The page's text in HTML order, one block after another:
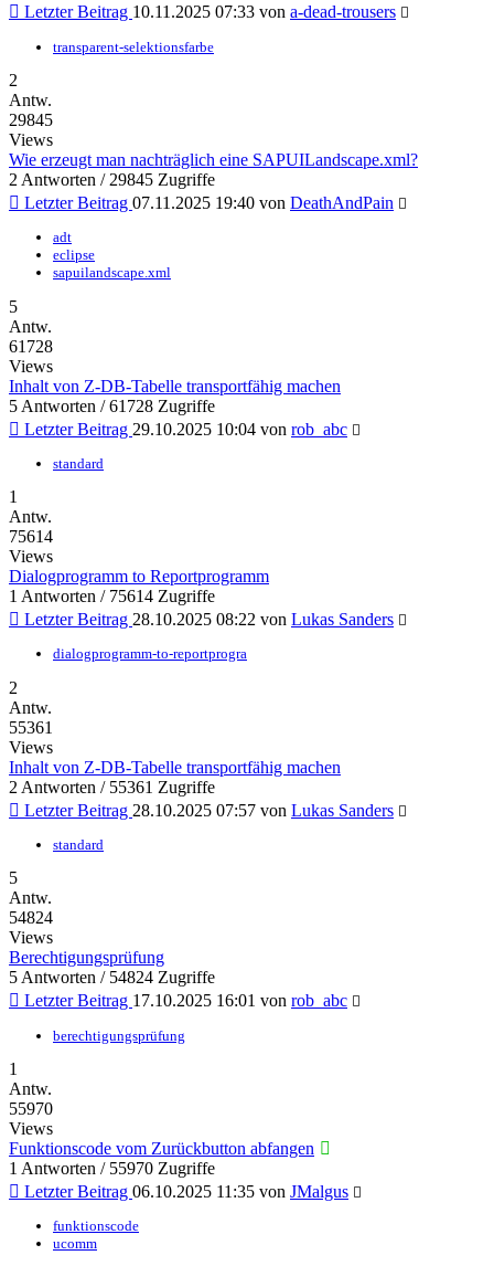
Letzter Beitrag 10.11.2025 07:33 von a-dead-trousers
transparent-selektionsfarbe
2
Antw.
29845
Views
Wie erzeugt man nachträglich eine SAPUILandscape.xml?
2 Antworten / 29845 Zugriffe
Letzter Beitrag 07.11.2025 19:40 von DeathAndPain
adt
eclipse
sapuilandscape.xml
5
Antw.
61728
Views
Inhalt von Z-DB-Tabelle transportfähig machen
5 Antworten / 61728 Zugriffe
Letzter Beitrag 29.10.2025 10:04 von rob_abc
standard
1
Antw.
75614
Views
Dialogprogramm to Reportprogramm
1 Antworten / 75614 Zugriffe
Letzter Beitrag 28.10.2025 08:22 von Lukas Sanders
dialogprogramm-to-reportprogra
2
Antw.
55361
Views
Inhalt von Z-DB-Tabelle transportfähig machen
2 Antworten / 55361 Zugriffe
Letzter Beitrag 28.10.2025 07:57 von Lukas Sanders
standard
5
Antw.
54824
Views
Berechtigungsprüfung
5 Antworten / 54824 Zugriffe
Letzter Beitrag 17.10.2025 16:01 von rob_abc
berechtigungsprüfung
1
Antw.
55970
Views
Funktionscode vom Zurückbutton abfangen
1 Antworten / 55970 Zugriffe
Letzter Beitrag 06.10.2025 11:35 von JMalgus
funktionscode
ucomm